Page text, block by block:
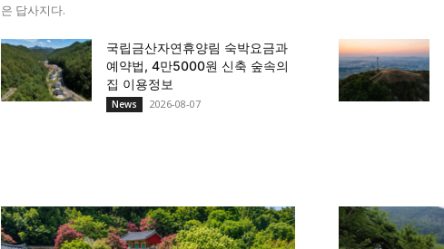
은 답사지다.
국립금산자연휴양림 숙박요금과
예약법, 4만5000원 신축 숲속의
집 이용정보
News 2026-08-07